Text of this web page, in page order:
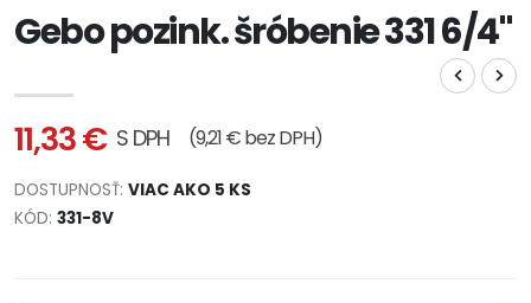
Gebo pozink. šróbenie 331 6/4"
11,33 € S DPH (9,21 € bez DPH)
DOSTUPNOSŤ: VIAC AKO 5 KS
KÓD: 331-8V